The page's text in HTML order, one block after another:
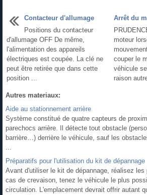
Contacteur d'allumage
Positions du contacteur
d'allumage OFF De même,
l'alimentation des appareils
électriques est coupée. La clé ne
peut être retirée que dans cette
position ...
Arrêt du
moteur
couper le
véhicule
raison
Autres materiaux:
Aide au stationnement arrière
Système constitué de quatre capteurs de
parechocs arrière. Il détecte tout obstacle
barrière…) derrière le véhicule, sauf les
...
Préparatifs pour l'utilisation du kit de dépannage
Avant d'utiliser le kit de dépannage, réalisez
cas de crevaison, tenez le véhicule le plus
circulation. L'emplacement devrait offrir autant